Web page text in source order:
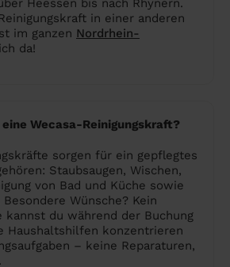
Heessen bis nach Rhynern.
in einer anderen
im ganzen Nordrhein-
da!
Wecasa-Reinigungskraft?
sorgen für ein gepflegtes
Staubsaugen, Wischen,
von Bad und Küche sowie
Wünsche? Kein
kannst du während der Buchung
Haushaltshilfen konzentrieren
– keine Reparaturen,